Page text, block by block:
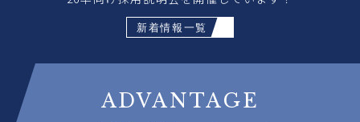
新着情報一覧
ADVANTAGE